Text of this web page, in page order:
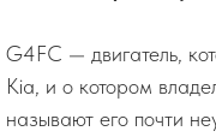
G4FC — двигатель,
Kia, и о котором
называют его почти